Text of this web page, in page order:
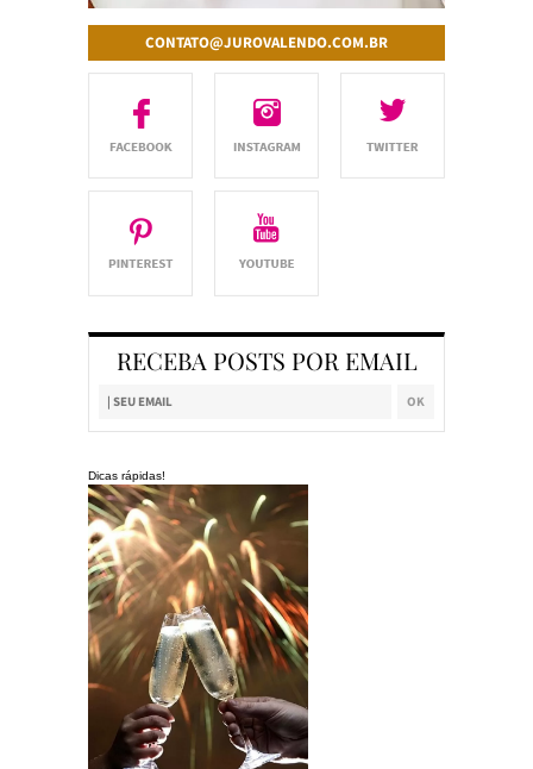
CONTATO@JUROVALENDO.COM.BR
RECEBA POSTS POR EMAIL
Dicas rápidas!